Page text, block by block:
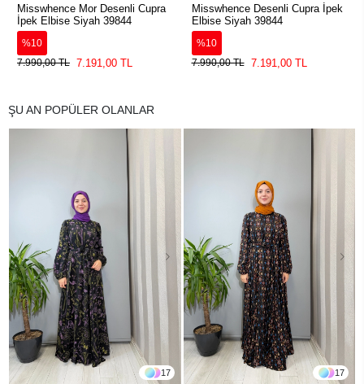
Misswhence Mor Desenli Cupra
İpek Elbise Siyah 39844
%10
7.990,00 TL 7.191,00 TL
Misswhence Desenli Cupra İpek
Elbise Siyah 39844
%10
7.990,00 TL
7.191,00 TL
ŞU AN POPÜLER OLANLAR
17 17